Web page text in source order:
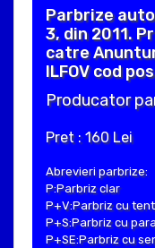
Parbrize auto
3, din 2011.
catre
ILFOV cod
Producator
Pret : 160 Lei
Abrevieri parbrize:
P:Parbriz clar
P+V:Parbriz cu
P+S:Parbriz cu
P+SE:Parbriz cu